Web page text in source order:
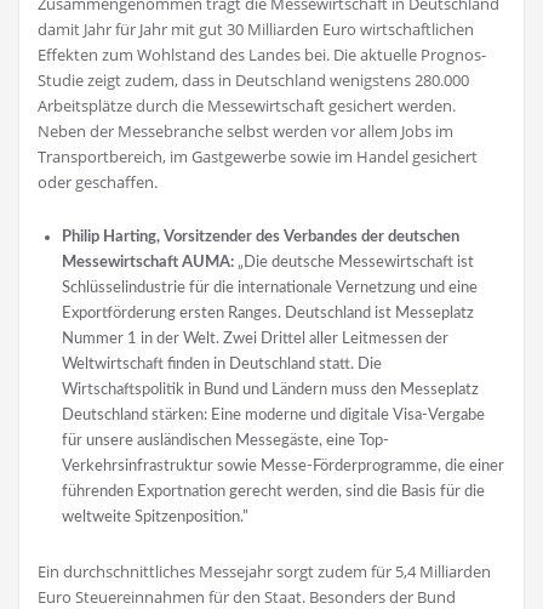
damit Jahr für Jahr mit gut 30 Milliarden Euro wirtschaftlichen
Effekten zum Wohlstand des Landes bei. Die aktuelle Prognos-
Studie zeigt zudem, dass in Deutschland wenigstens 280.000
Arbeitsplätze durch die Messewirtschaft gesichert werden.
Neben der Messebranche selbst werden vor allem Jobs im
Transportbereich, im Gastgewerbe sowie im Handel gesichert
oder geschaffen.
Philip Harting, Vorsitzender des Verbandes der deutschen
Messewirtschaft AUMA: „Die deutsche Messewirtschaft ist
Schlüsselindustrie für die internationale Vernetzung und eine
Exportförderung ersten Ranges. Deutschland ist Messeplatz
Nummer 1 in der Welt. Zwei Drittel aller Leitmessen der
Weltwirtschaft finden in Deutschland statt. Die
Wirtschaftspolitik in Bund und Ländern muss den Messeplatz
Deutschland stärken: Eine moderne und digitale Visa-Vergabe
für unsere ausländischen Messegäste, eine Top-
Verkehrsinfrastruktur sowie Messe-Förderprogramme, die einer
führenden Exportnation gerecht werden, sind die Basis für die
weltweite Spitzenposition.”
Ein durchschnittliches Messejahr sorgt zudem für 5,4 Milliarden
Euro Steuereinnahmen für den Staat. Besonders der Bund